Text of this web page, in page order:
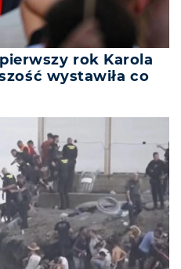
rok Karola
wystawiła co